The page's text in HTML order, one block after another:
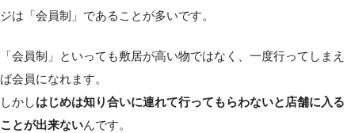
ジは「会員制」であることが多いです。
「会員制」といっても敷居が高い物ではなく、一度行ってしまえ
ば会員になれます。
しかしはじめは知り合いに連れて行ってもらわないと店舗に入る
ことが出来ないんです。